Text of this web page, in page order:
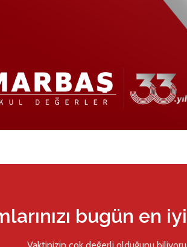
bugün en